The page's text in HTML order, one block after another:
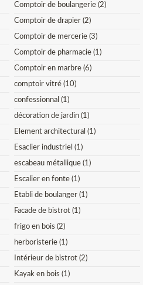
Comptoir de boulangerie (2)
Comptoir de drapier (2)
Comptoir de mercerie (3)
Comptoir de pharmacie (1)
Comptoir en marbre (6)
comptoir vitré (10)
confessionnal (1)
décoration de jardin (1)
Element architectural (1)
Esaclier industriel (1)
escabeau métallique (1)
Escalier en fonte (1)
Etabli de boulanger (1)
Facade de bistrot (1)
frigo en bois (2)
herboristerie (1)
Intérieur de bistrot (2)
Kayak en bois (1)